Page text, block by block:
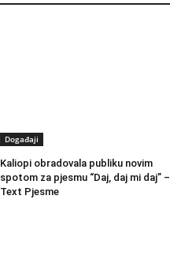
Događaji
Kaliopi obradovala publiku novim
spotom za pjesmu “Daj, daj mi daj” –
Text Pjesme